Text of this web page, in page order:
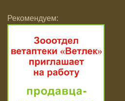
Рекомендуем: